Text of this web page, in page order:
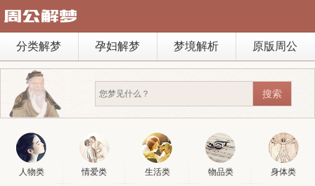
分类解梦 孕妇解梦 梦境解析 原版周公
人物类 情爱类 生活类 物品类 身体类